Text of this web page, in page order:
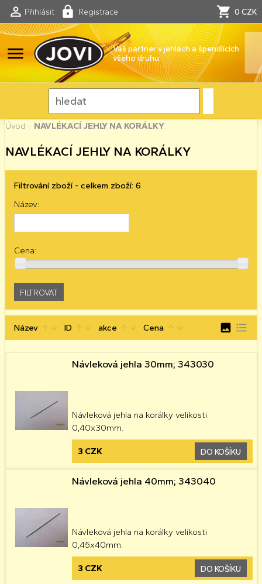
Přihlásit Registrace 0 CZK
menu
Váš partner v jehlách a špendlících
všeho druhu
Úvod - NAVLÉKACÍ JEHLY NA KORÁLKY
NAVLÉKACÍ JEHLY NA KORÁLKY
Filtrování zboží - celkem zboží: 6
Název:
Cena:
Název arrow_upward arrow_downward ID arrow_upward arrow_downward akce arrow_upward arrow_downward Cena arrow_upward arrow_downward image format_list_bulleted
Návleková jehla 30mm; 343030
Návleková jehla na korálky velikosti
0,40x30mm.
3 CZK DO KOŠÍKU
Návleková jehla 40mm; 343040
Návleková jehla na korálky velikosti
0,45x40mm.
3 CZK DO KOŠÍKU